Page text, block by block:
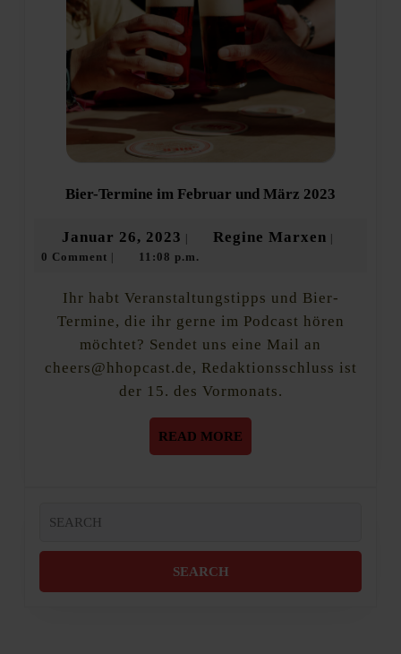
Bier-Termine im Februar und März 2023
2023
Januar 26, 2023 Januar
26,
Regine Marxen Regine
0 Comment 11:08 p.m.
Ihr habt Veranstaltungstipps und Bier-
Termine, die ihr gerne im Podcast hören
möchtet? Sendet uns eine Mail an
cheers@hhopcast.de, Redaktionsschluss ist
der 15. des Vormonats.
READ MORE
MORE
for: